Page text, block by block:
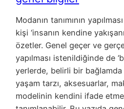
Modanın tanımının
kişi ‘insanın kendine
özetler. Genel geçer ve
yapılması istenildiğinde de
yerlerde, belirli bir bağlamda
yaşam tarzı, aksesuarlar,
modelinin kendini ifade